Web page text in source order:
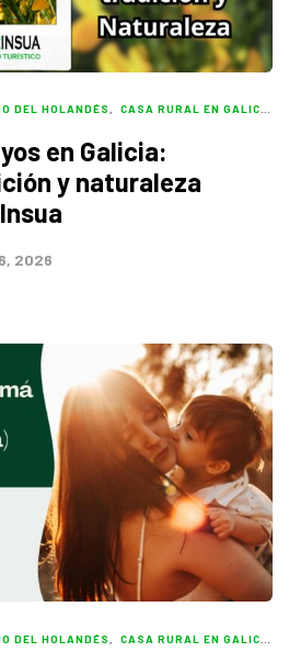
DEL HOLANDÉS, CASA RURAL EN GALICIA
en Galicia:
y naturaleza
2026
DEL HOLANDÉS CASA RURAL EN GALICIA